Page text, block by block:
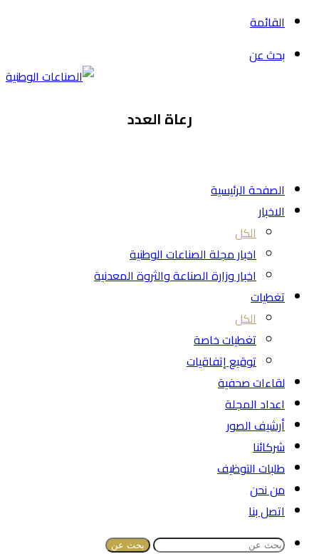
القائمة
بحث عن
رعاة العدد
الصفحة الرئيسية
الاخبار
الكل
اخبار مجلة الصناعات الوطنية
اخبار وزارة الصناعة والثروة المعدنية
تغطيات
الكل
تغطيات خاصة
توقيع إتفاقيات
لقاءات صحفية
اعداد المجلة
أرشيف الصور
شركائنا
طلبات التوظيف
من نحن
اتصل بنا
بحث عن